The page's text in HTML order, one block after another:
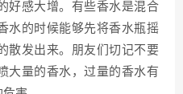
好感大增。有些香水是混合
水的时候能够先将香水瓶摇
散发出来。朋友们切记不要
大量的香水，过量的香水有